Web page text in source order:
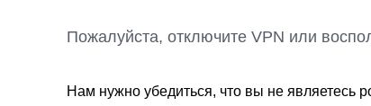
Пожалуйста, отключите VPN или
Нам нужно убедиться, что вы не являетесь